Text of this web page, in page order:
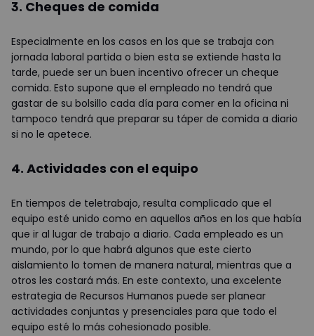
3. Cheques de comida
Especialmente en los casos en los que se trabaja con
jornada laboral partida o bien esta se extiende hasta la
tarde, puede ser un buen incentivo ofrecer un cheque
comida. Esto supone que el empleado no tendrá que
gastar de su bolsillo cada día para comer en la oficina ni
tampoco tendrá que preparar su táper de comida a diario
si no le apetece.
4. Actividades con el equipo
En tiempos de teletrabajo, resulta complicado que el
equipo esté unido como en aquellos años en los que había
que ir al lugar de trabajo a diario. Cada empleado es un
mundo, por lo que habrá algunos que este cierto
aislamiento lo tomen de manera natural, mientras que a
otros les costará más. En este contexto, una excelente
estrategia de Recursos Humanos puede ser planear
actividades conjuntas y presenciales para que todo el
equipo esté lo más cohesionado posible.